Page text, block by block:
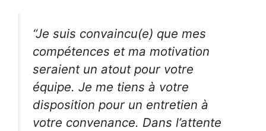
“Je suis convaincu(e) que mes
compétences et ma motivation
seraient un atout pour votre
équipe. Je me tiens à votre
disposition pour un entretien à
votre convenance. Dans l’attente